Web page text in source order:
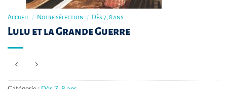
Accueil / Notre sélection / Dès 7, 8 ans
Lulu et la Grande Guerre